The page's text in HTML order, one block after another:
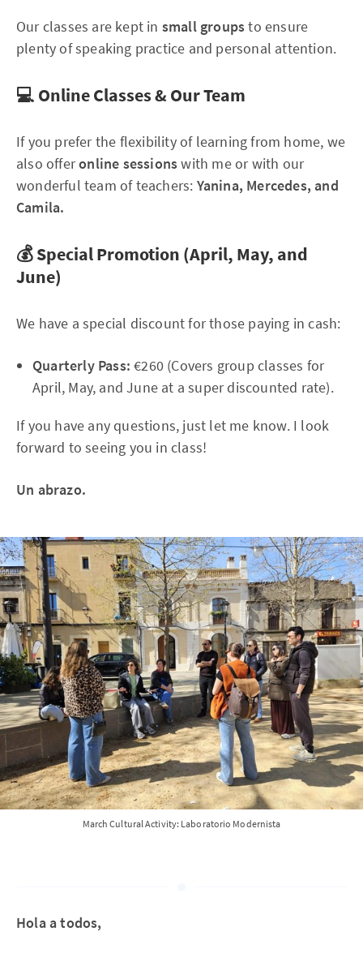
Our classes are kept in small groupsto ensure
plenty of speaking practice and personal attention.
💻 Online Classes & Our Team
If you prefer the flexibility of learning from home, we
also offeronline sessionswith me or with our
wonderful team of teachers: Yanina, Mercedes, and
Camila.
💰 Special Promotion (April, May, and
June)
We have a special discount for those paying in cash:
Quarterly Pass: €260 (Covers group classes for
April, May, and June at a super discounted rate).
If you have any questions, just let me know. I look
forward to seeing you in class!
Un abrazo.
March Cultural Activity: Laboratorio Modernista
Hola a todos,